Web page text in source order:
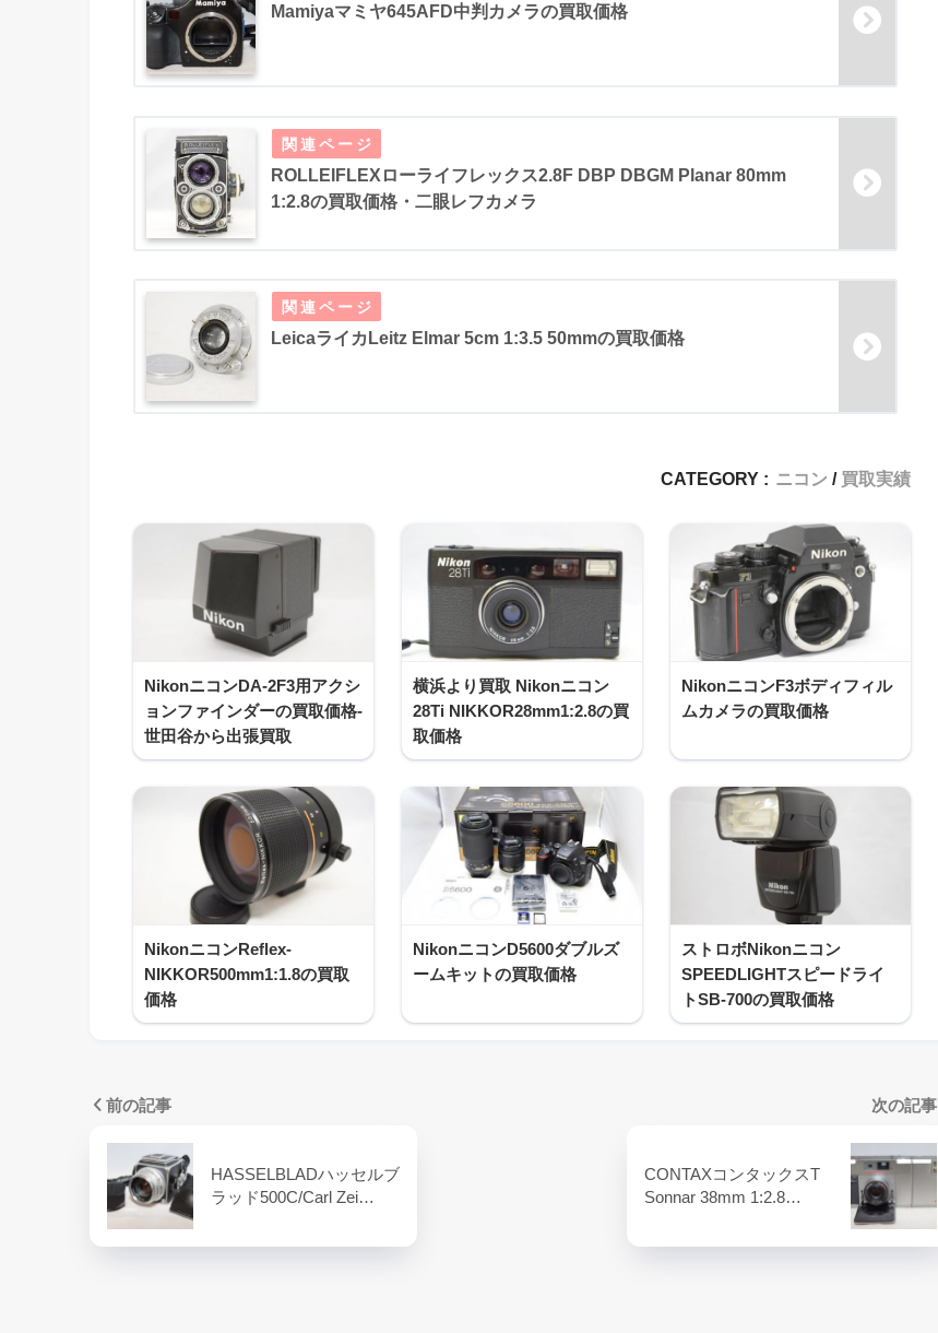
Mamiyaマミヤ645AFD中判カメラの買取価格
ROLLEIFLEXローライフレックス2.8F DBP DBGM Planar 80mm
1:2.8の買取価格・二眼レフカメラ
LeicaライカLeitz Elmar 5cm 1:3.5 50mmの買取価格
CATEGORY : ニコン 買取実績
NikonニコンDA-2F3用アクシ
ョンファインダーの買取価格-
世田谷から出張買取
横浜より買取 Nikonニコン
28Ti NIKKOR28mm1:2.8の買
取価格
NikonニコンF3ボディフィル
ムカメラの買取価格
NikonニコンReflex-
NIKKOR500mm1:1.8の買取
価格
NikonニコンD5600ダブルズ
ームキットの買取価格
ストロボNikonニコン
SPEEDLIGHTスピードライ
トSB-700の買取価格
前の記事
HASSELBLADハッセルブ
ラッド500C/Carl Zei…
次の記事
CONTAXコンタックスT
Sonnar 38mm 1:2.8…